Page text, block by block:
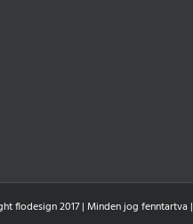
flodesign 2017 | Minden jog fenntartva |